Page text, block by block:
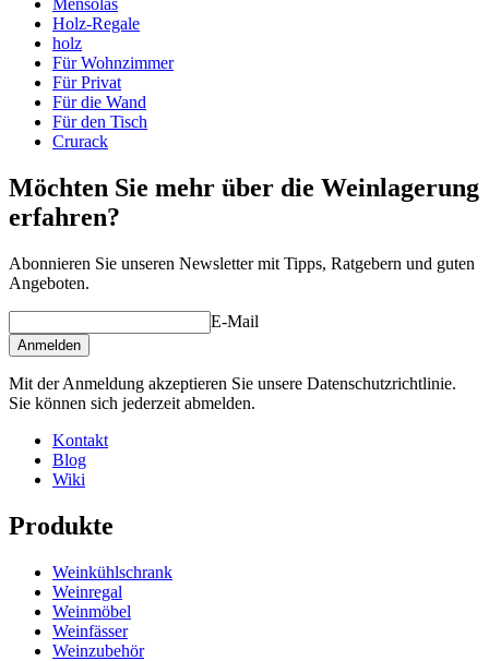
Höhe (cm) 66
Breite (cm)46
Tiefe (cm)
32
Gewicht (kg)10
Mensolas
Holz-Regale
holz
Für Wohnzimmer
Für Privat
Für die Wand
Für den Tisch
Crurack
Möchten Sie mehr über die Weinlagerung
erfahren?
Abonnieren Sie unseren Newsletter mit Tipps, Ratgebern und guten
Angeboten.
E-Mail
Anmelden
Mit der Anmeldung akzeptieren Sie unsere Datenschutzrichtlinie.
Sie können sich jederzeit abmelden.
Kontakt
Blog
Wiki
Produkte
Weinkühlschrank
Weinregal
Weinmöbel
Weinfässer
Weinzubehör